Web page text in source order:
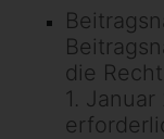
die
1.